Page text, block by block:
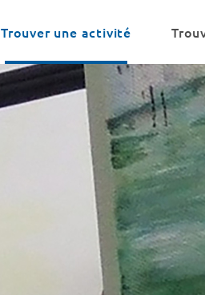
Trouver une activité